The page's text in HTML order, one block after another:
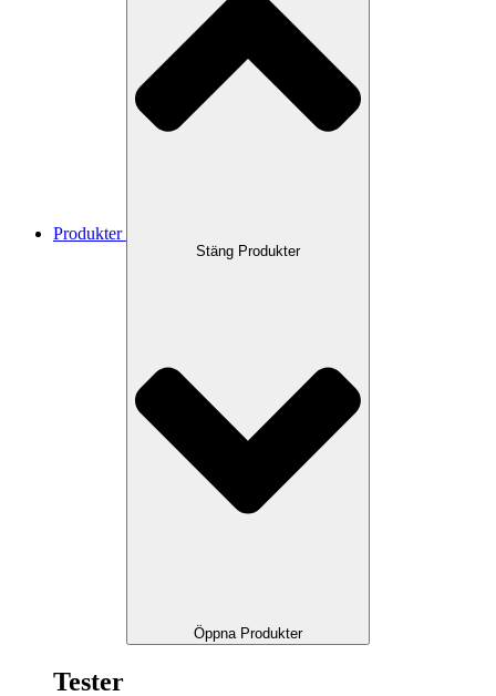
Produkter
Stäng Produkter
Öppna Produkter
Tester